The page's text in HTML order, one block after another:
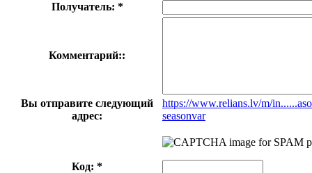
Получатель: *
Комментарий::
Вы отправите следующий
адрес:
https://www.relians.lv/m/
seasonvar
Код: *